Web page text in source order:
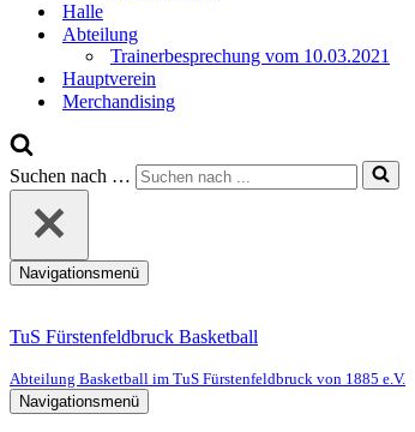
Halle
Abteilung
Trainerbesprechung vom 10.03.2021
Hauptverein
Merchandising
Suchen nach …
Navigationsmenü
TuS Fürstenfeldbruck Basketball
Abteilung Basketball im TuS Fürstenfeldbruck von 1885 e.V.
Navigationsmenü